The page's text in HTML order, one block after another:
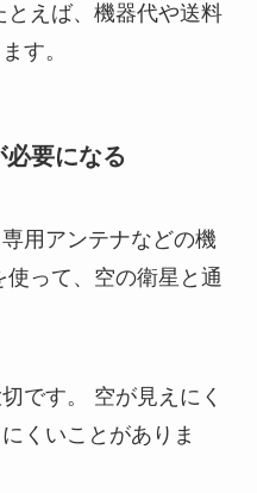
とえば、機器代や送料
す。
要になる
用アンテナなどの機
って、空の衛星と通
です。 空が見えにく
くいことがありま